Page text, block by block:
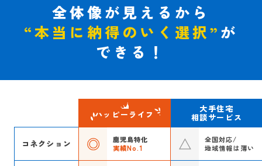
全体像が見えるから
“本当に納得のいく選択”が
できる！
ハッピーライフ
大手住宅
相談サービス
コネクション
鹿児島特化
実績No.1
全国対応/
地域情報は薄い